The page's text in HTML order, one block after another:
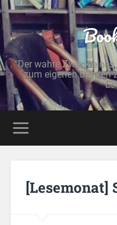
"Der wahre Zweck
zum eigenen Denken
[Lesemonat]